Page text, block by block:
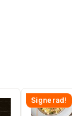
antal röster:
Signerad!